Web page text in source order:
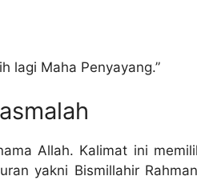
lagi Maha Penyayang.”
Allah. Kalimat ini
yakni Bismillahir